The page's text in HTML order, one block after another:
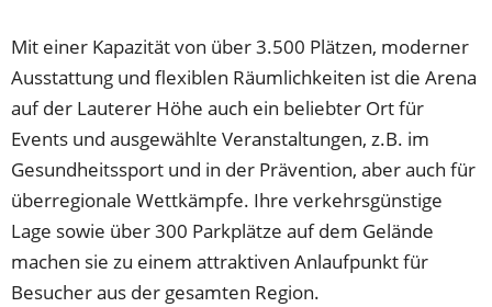
Mit einer Kapazität von über 3.500 Plätzen, moderner
Ausstattung und flexiblen Räumlichkeiten ist die Arena
auf der Lauterer Höhe auch ein beliebter Ort für
Events und ausgewählte Veranstaltungen, z.B. im
Gesundheitssport und in der Prävention, aber auch für
überregionale Wettkämpfe. Ihre verkehrsgünstige
Lage sowie über 300 Parkplätze auf dem Gelände
machen sie zu einem attraktiven Anlaufpunkt für
Besucher aus der gesamten Region.